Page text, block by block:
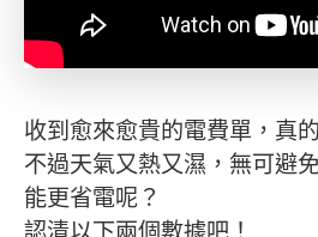
收到愈來愈貴的電費單，真
不過天氣又熱又濕，無可避
能更省電呢？
認清以下兩個數據吧！